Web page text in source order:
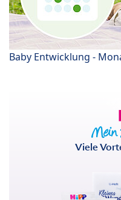
Baby Entwicklung -
Viele